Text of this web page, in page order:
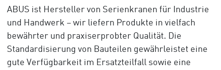
ABUS ist Hersteller von Serienkranen für Industrie
und Handwerk – wir liefern Produkte in vielfach
bewährter und praxiserprobter Qualität. Die
Standardisierung von Bauteilen gewährleistet eine
gute Verfügbarkeit im Ersatzteilfall sowie eine